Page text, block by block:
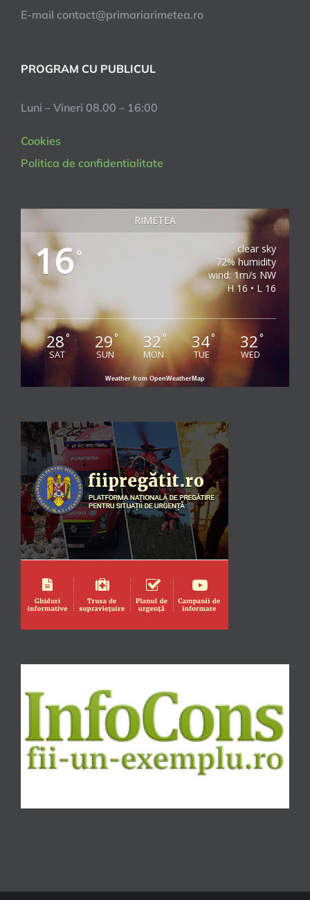
E-mail contact@primariarimetea.ro
PROGRAM CU PUBLICUL
Luni – Vineri 08.00 – 16:00
Cookies
Politica de confidentialitate
RIMETEA
16°
clear sky
72% humidity
wind: 1m/s NW
H 16 • L 16
28°
SAT
29°
SUN
32°
MON
34°
TUE
32°
WED
Weather from OpenWeatherMap